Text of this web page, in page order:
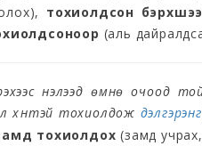
тохиолдсон
(аль
нэлээд өмнө очоод
хүнтэй тохиолдож
тохиолдох (замд